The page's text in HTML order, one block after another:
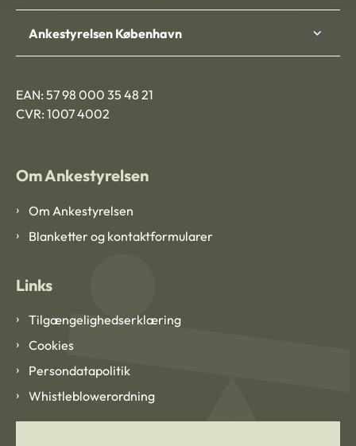
Ankestyrelsen København
EAN: 57 98 000 35 48 21
CVR: 1007 4002
Om Ankestyrelsen
Om Ankestyrelsen
Blanketter og kontaktformularer
Links
Tilgængelighedserklæring
Cookies
Persondatapolitik
Whistleblowerordning